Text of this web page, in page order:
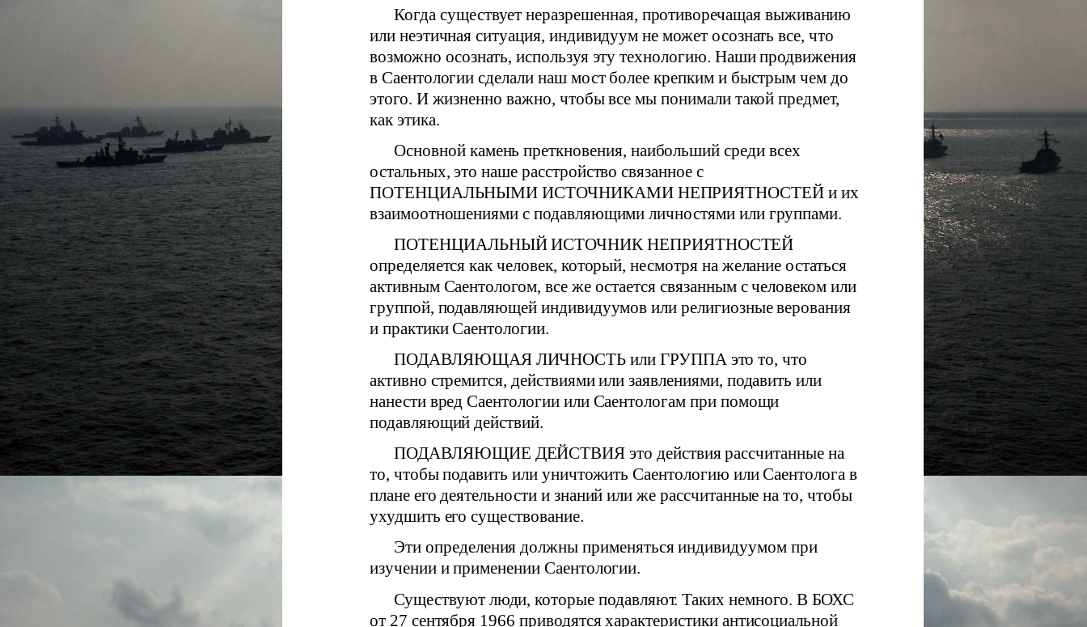
Когда существует неразрешенная, противоречащая выживанию
или неэтичная ситуация, индивидуум не может осознать все, что
возможно осознать, используя эту технологию. Наши продвижения
в Саентологии сделали наш мост более крепким и быстрым чем до
этого. И жизненно важно, чтобы все мы понимали такой предмет,
как этика.
Основной камень преткновения, наибольший среди всех
остальных, это наше расстройство связанное с
ПОТЕНЦИАЛЬНЫМИ ИСТОЧНИКАМИ НЕПРИЯТНОСТЕЙ и их
взаимоотношениями с подавляющими личностями или группами.
ПОТЕНЦИАЛЬНЫЙ ИСТОЧНИК НЕПРИЯТНОСТЕЙ
определяется как человек, который, несмотря на желание остаться
активным Саентологом, все же остается связанным с человеком или
группой, подавляющей индивидуумов или религиозные верования
и практики Саентологии.
ПОДАВЛЯЮЩАЯ ЛИЧНОСТЬ или ГРУППА это то, что
активно стремится, действиями или заявлениями, подавить или
нанести вред Саентологии или Саентологам при помощи
подавляющий действий.
ПОДАВЛЯЮЩИЕ ДЕЙСТВИЯ это действия рассчитанные на
то, чтобы подавить или уничтожить Саентологию или Саентолога в
плане его деятельности и знаний или же рассчитанные на то, чтобы
ухудшить его существование.
Эти определения должны применяться индивидуумом при
изучении и применении Саентологии.
Существуют люди, которые подавляют. Таких немного. В БОХС
от 27 сентября 1966 приводятся характеристики антисоциальной